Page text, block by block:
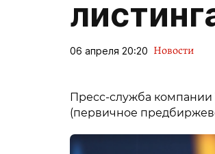
06 апреля 20:20 Новости
Пресс-служба компании
(первичное